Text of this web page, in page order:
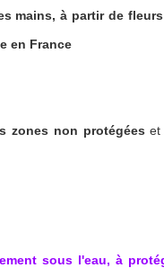
mains, à partir de
en France
zones non protégées et
sous l'eau, à